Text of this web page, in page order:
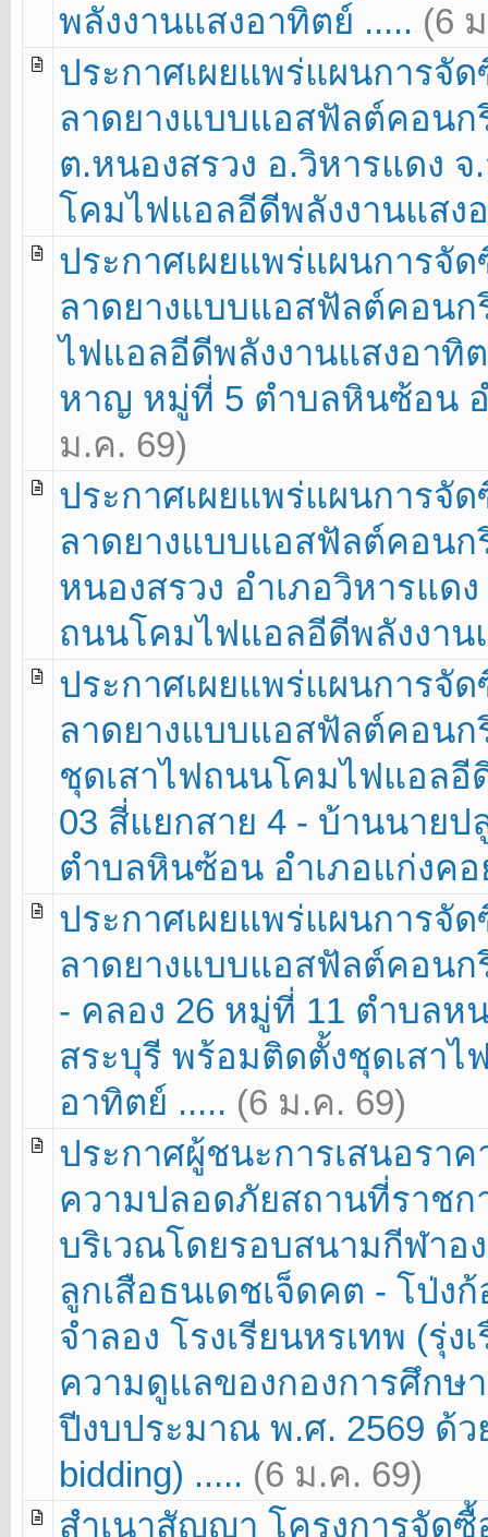
พลังงานแสงอาทิตย์ ..... (6
ประกาศเผยแพร่แผนการจั
ลาดยางแบบแอสฟัลต์คอน
ต.หนองสรวง อ.วิหารแดง
โคมไฟแอลอีดีพลังงานแสง
ประกาศเผยแพร่แผนการจั
ลาดยางแบบแอสฟัลต์คอน
ไฟแอลอีดีพลังงานแสงอาทิ
หาญ หมู่ที่ 5 ตำบลหินซ้อน
ม.ค. 69)
ประกาศเผยแพร่แผนการจั
ลาดยางแบบแอสฟัลต์คอน
หนองสรวง อำเภอวิหารแด
ถนนโคมไฟแอลอีดีพลังงาน
ประกาศเผยแพร่แผนการจั
ลาดยางแบบแอสฟัลต์คอนก
ชุดเสาไฟถนนโคมไฟแอลอี
03 สี่แยกสาย 4 - บ้านนาย
ตำบลหินซ้อน อำเภอแก่งค
ประกาศเผยแพร่แผนการจั
ลาดยางแบบแอสฟัลต์คอนก
- คลอง 26 หมู่ที่ 11 ตำบลห
สระบุรี พร้อมติดตั้งชุดเสา
อาทิตย์ ..... (6 ม.ค. 69)
ประกาศผู้ชนะการเสนอราค
ความปลอดภัยสถานที่ราชก
บริเวณโดยรอบสนามกีฬาอ
ลูกเสือธนเดชเจ็ดคต - โป่ง
จำลอง โรงเรียนหรเทพ (รุ่
ความดูแลของกองการศึกษ
ปีงบประมาณ พ.ศ. 2569 ด้ว
bidding) ..... (6 ม.ค. 69)
สำเนาสัญญา โครงการจัด